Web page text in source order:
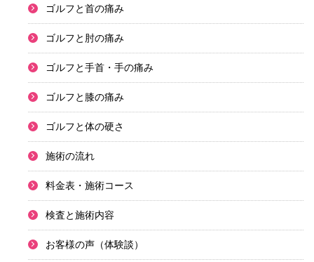
ゴルフと首の痛み
ゴルフと肘の痛み
ゴルフと手首・手の痛み
ゴルフと膝の痛み
ゴルフと体の硬さ
施術の流れ
料金表・施術コース
検査と施術内容
お客様の声（体験談）